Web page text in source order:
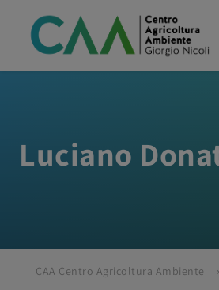
Luciano
CAA Centro Agricoltura Ambiente